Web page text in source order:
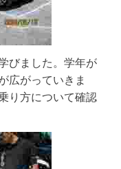
びました。学年が
広がっていきま
り方について確認